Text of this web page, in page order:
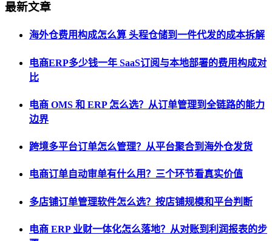
最新文章
海外仓费用构成怎么算 头程仓储到一件代发的成本拆解
电商ERP多少钱一年 SaaS订阅与本地部署的费用构成对
比
电商 OMS 和 ERP 怎么选？从订单管理到全链路的能力
边界
跨境多平台订单怎么管理？从平台聚合到海外仓发货
电商订单自动审单有什么用？三个环节看真实价值
多店铺订单管理软件怎么选？按店铺规模和平台判断
电商 ERP 业财一体化怎么落地？从对账到利润报表的步